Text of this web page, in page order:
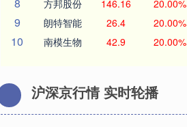
方邦股份 146.16 20.00%
9 朗特智能 26.4 20.00%
10 南模生物 42.9 20.00%
沪深京行情 实时轮播